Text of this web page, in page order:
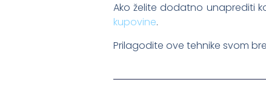
Ako želite dodatno unaprediti
kupovine.
Prilagodite ove tehnike svom